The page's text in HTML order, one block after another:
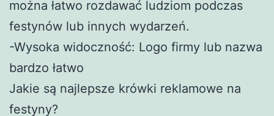
można łatwo rozdawać ludziom podczas
festynów lub innych wydarzeń.
-Wysoka widoczność: Logo firmy lub nazwa
bardzo łatwo
Jakie są najlepsze krówki reklamowe na
festyny?